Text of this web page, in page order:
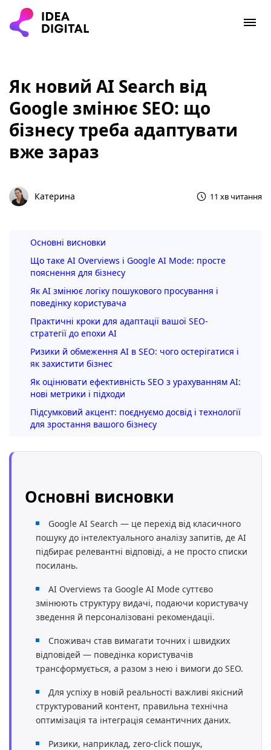
Як новий AI Search від
Google змінює SEO: що
бізнесу треба адаптувати
вже зараз
Катерина 11 хв читання
Основні висновки
Що таке AI Overviews і Google AI Mode: просте
пояснення для бізнесу
Як AI змінює логіку пошукового просування і
поведінку користувача
Практичні кроки для адаптації вашої SEO-
стратегії до епохи AI
Ризики й обмеження AI в SEO: чого остерігатися і
як захистити бізнес
Як оцінювати ефективність SEO з урахуванням AI:
нові метрики і підходи
Підсумковий акцент: поєднуємо досвід і технології
для зростання вашого бізнесу
Основні висновки
Google AI Search — це перехід від класичного
пошуку до інтелектуального аналізу запитів, де AI
підбирає релевантні відповіді, а не просто списки
посилань.
AI Overviews та Google AI Mode суттєво
змінюють структуру видачі, подаючи користувачу
зведення й персоналізовані рекомендації.
Споживач став вимагати точних і швидких
відповідей — поведінка користувачів
трансформується, а разом з нею і вимоги до SEO.
Для успіху в новій реальності важливі якісний
структурований контент, правильна технічна
оптимізація та інтеграція семантичних даних.
Ризики, наприклад, zero-click пошук,